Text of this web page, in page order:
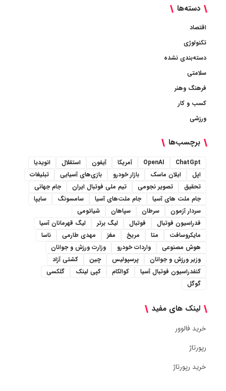
دسته‌ها
اقتصاد
تکنولوژی
دسته‌بندی نشده
سلامتی
فرهنگ وهنر
کسب و کار
ورزشی
برچسب‌ها
ChatGpt
OpenAI آمریکا آیفون استقلال
انویدیا
اپل
ایلان ماسک بازار خودرو بازی‌های آسیایی
تبلیغات
تحقیق
تصویر نجومی تیم ملی فوتبال ایران
جام جهانی
جام ملت های آسیا
جام ملت‌های آسیا سامسونگ
سایپا
سردار آزمون
سرطان سپاهان
شیائومی
فدراسیون فوتبال
فوتبال لیگ برتر
لیگ قهرمانان آسیا
مایکروسافت
متا مریخ مغز مهدی طارمی
ناسا
هوش مصنوعی
واردات خودرو
وزارت ورزش و جوانان
وزیر ورزش و جوانان
پرسپولیس چین
کشتی آزاد
کنفدراسیون فوتبال آسیا
کوالکام کپی لینک
گلکسی
گوگل
لینک های مفید
خرید فالوور
رپورتاژ
خرید رپورتاژ